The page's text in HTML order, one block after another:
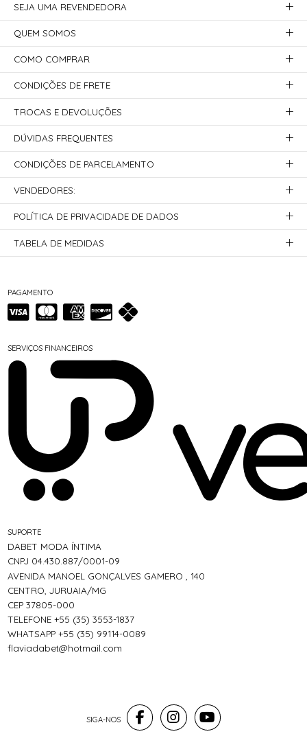
PAGAMENTO
SERVIÇOS FINANCEIROS
SUPORTE
DABET MODA ÍNTIMA
CNPJ 04.430.887/0001-09
AVENIDA MANOEL GONÇALVES GAMERO , 140
CENTRO, JURUAIA/MG
CEP 37805-000
TELEFONE +55 (35) 3553-1837
WHATSAPP +55 (35) 99114-0089
flaviadabet@hotmail.com
SEJA UMA REVENDEDORA
QUEM SOMOS
COMO COMPRAR
CONDIÇÕES DE FRETE
TROCAS E DEVOLUÇÕES
DÚVIDAS FREQUENTES
CONDIÇÕES DE PARCELAMENTO
VENDEDORES:
POLÍTICA DE PRIVACIDADE DE DADOS
TABELA DE MEDIDAS